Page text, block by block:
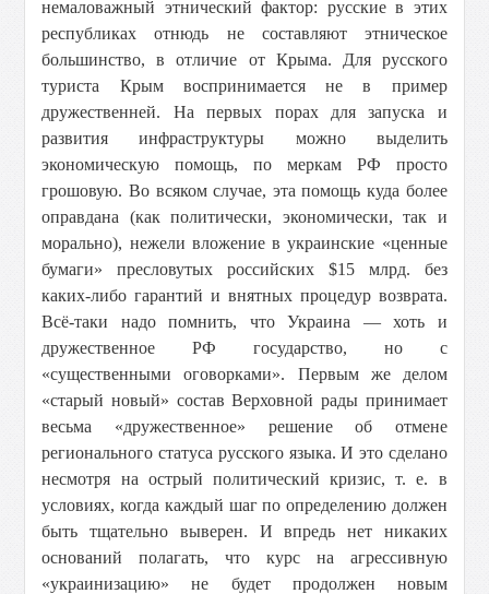
немаловажный этнический фактор: русские в этих
республиках отнюдь не составляют этническое
большинство, в отличие от Крыма. Для русского
туриста Крым воспринимается не в пример
дружественней. На первых порах для запуска и
развития инфраструктуры можно выделить
экономическую помощь, по меркам РФ просто
грошовую. Во всяком случае, эта помощь куда более
оправдана (как политически, экономически, так и
морально), нежели вложение в украинские «ценные
бумаги» пресловутых российских $15 млрд. без
каких-либо гарантий и внятных процедур возврата.
Всё-таки надо помнить, что Украина — хоть и
дружественное РФ государство, но с
«существенными оговорками». Первым же делом
«старый новый» состав Верховной рады принимает
весьма «дружественное» решение об отмене
регионального статуса русского языка. И это сделано
несмотря на острый политический кризис, т. е. в
условиях, когда каждый шаг по определению должен
быть тщательно выверен. И впредь нет никаких
оснований полагать, что курс на агрессивную
«украинизацию» не будет продолжен новым